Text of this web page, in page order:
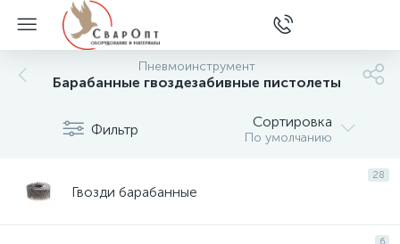
Пневмоинструмент
Барабанные гвоздезабивные пистолеты
Фильтр Сортировка
По умолчанию
28
Гвозди барабанные